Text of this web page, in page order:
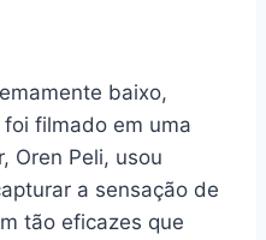
baixo,
foi filmado em uma
Oren Peli, usou
a sensação de
tão eficazes que